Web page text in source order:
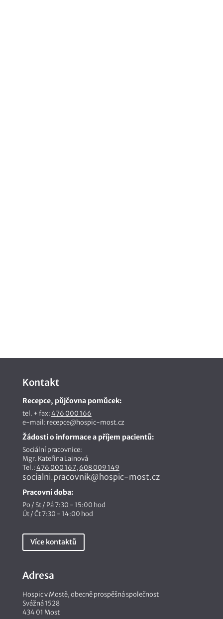
Kontakt
Recepce, půjčovna pomůcek:
tel. + fax:476 000 166
e-mail: recepce@hospic-most.cz
Žádosti o informace a příjem pacientů:
Sociální pracovnice:
Mgr. Kateřina Lainová
Tel.:476 000 167, 608 009 149
socialni.pracovnik@hospic-most.cz
Pracovní doba:
Po / St / Pá 7:30 - 15:00 hod
Út / Čt 7:30 - 14:00 hod
Více kontaktů
Adresa
Hospic v Mostě, obecně prospěšná společnost
Svážná 1528
434 01 Most